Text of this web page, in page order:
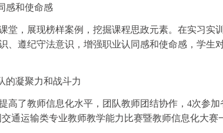
感和使命感
堂，展现榜样案例，挖掘课程思政元素。在实习实
、遵纪守法意识，增强职业认同感和使命感，学生
的凝聚力和战斗力
高了教师信息化水平，团队教师团结协作， 4次参加
通运输类专业教师教学能力比赛暨教师信息化大赛